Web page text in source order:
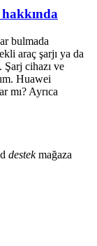
bulmada
araç şarjı ya da
cihazı ve
Huawei
mı? Ayrıca
destek mağaza